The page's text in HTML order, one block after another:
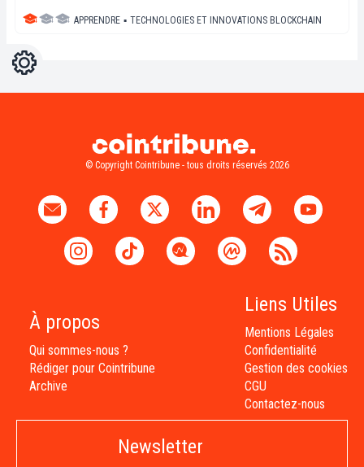
APPRENDRE ▪ TECHNOLOGIES ET INNOVATIONS BLOCKCHAIN
Réglages
© Copyright Cointribune - tous droits réservés 2026
À propos
Qui sommes-nous ?
Rédiger pour Cointribune
Archive
Liens Utiles
Mentions Légales
Confidentialité
Gestion des cookies
CGU
Contactez-nous
Newsletter